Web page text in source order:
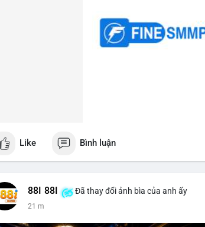
Like Bình luận
88I 88I Đã thay đổi ảnh bìa của anh ấy
21 m